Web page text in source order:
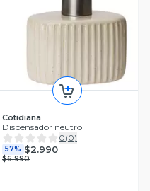
Cotidiana
Dispensador neutro
0(0)
57% $2.990
$6.990